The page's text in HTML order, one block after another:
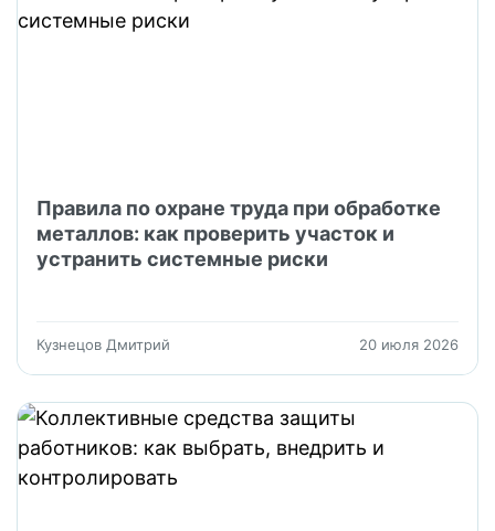
Правила по охране труда при обработке
металлов: как проверить участок и
устранить системные риски
Кузнецов Дмитрий 20 июля 2026